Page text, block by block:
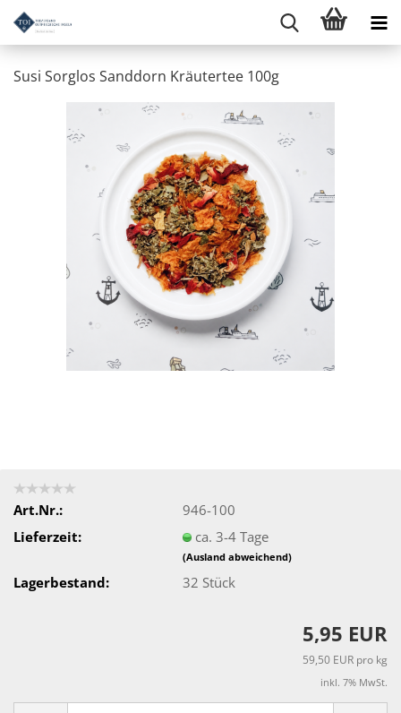
Susi Sorglos Sanddorn Kräutertee 100g
Art.Nr.:
946-100
Lieferzeit:
ca. 3-4 Tage
(Ausland abweichend)
Lagerbestand: 32 Stück
5,95 EUR
59,50 EUR pro kg
inkl. 7% MwSt.